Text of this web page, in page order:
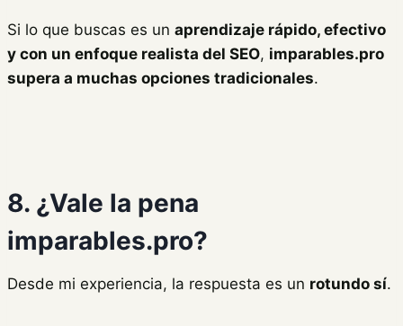
Si lo que buscas es un aprendizaje rápido, efectivo
y con un enfoque realista del SEO, imparables.pro
supera a muchas opciones tradicionales.
8. ¿Vale la pena
imparables.pro?
Desde mi experiencia, la respuesta es un rotundo sí.